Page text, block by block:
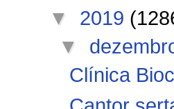
▼ 2019
▼
Clínica